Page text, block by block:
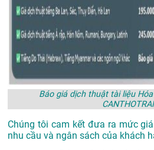
Báo giá dịch thuật tài liệu
Chúng tôi cam kết đưa ra mức
nhu cầu và ngân sách của khách